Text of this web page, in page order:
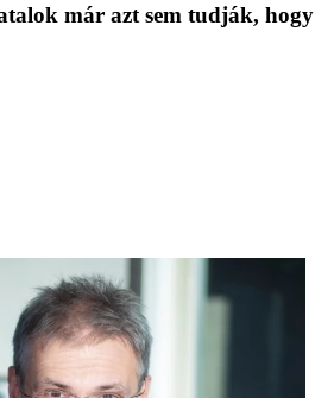
már azt sem tudják, hogy